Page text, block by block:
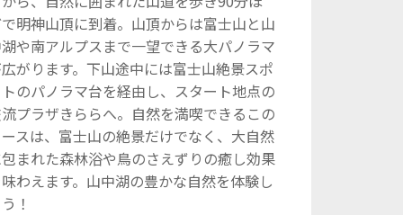
明神山頂に到着。山頂からは富士山と山
や南アルプスまで一望できる大パノラマ
がります。下山途中には富士山絶景スポ
のパノラマ台を経由し、スタート地点の
プラザきららへ。自然を満喫できるこの
スは、富士山の絶景だけでなく、大自然
まれた森林浴や鳥のさえずりの癒し効果
わえます。山中湖の豊かな自然を体験し
！